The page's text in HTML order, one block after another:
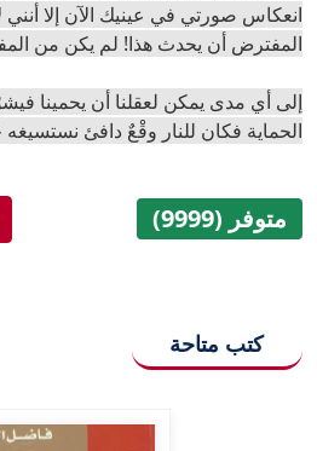
انعكاس صورتي في عينيك الآن إلا
المفترض أن يحدث هذا! لم يكن من
إلى أي مدى يمكن لعقلنا أن يحمينا
الحماية فكان للنار وقْعٌ دافئ نستسيغه
متوفر (9999)
كتب متاحة